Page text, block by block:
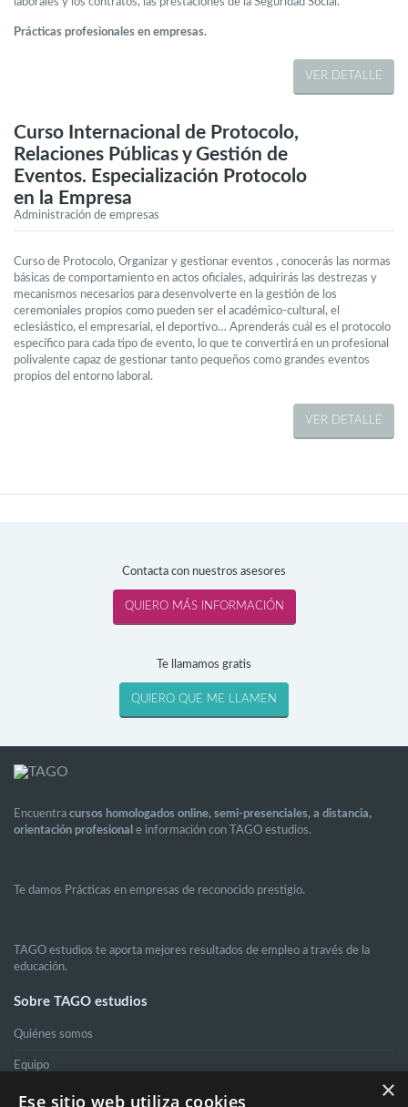
Prácticas profesionales en empresas.
VER DETALLE
Curso Internacional de Protocolo,
Relaciones Públicas y Gestión de
Eventos. Especialización Protocolo
en la Empresa
Administración de empresas
Curso de Protocolo, Organizar y gestionar eventos , conocerás las normas
básicas de comportamiento en actos oficiales, adquirirás las destrezas y
mecanismos necesarios para desenvolverte en la gestión de los
ceremoniales propios como pueden ser el académico-cultural, el
eclesiástico, el empresarial, el deportivo… Aprenderás cuál es el protocolo
específico para cada tipo de evento, lo que te convertirá en un profesional
polivalente capaz de gestionar tanto pequeños como grandes eventos
propios del entorno laboral.
VER DETALLE
Contacta con nuestros asesores
Te llamamos gratis
Encuentra cursos homologados online, semi-presenciales, a distancia,
orientación profesional e información con TAGO estudios.
Te damos Prácticas en empresas de reconocido prestigio.
TAGO estudios te aporta mejores resultados de empleo a través de la
educación.
Sobre TAGO estudios
Quiénes somos
Equipo
×
Ese sitio web utiliza cookies